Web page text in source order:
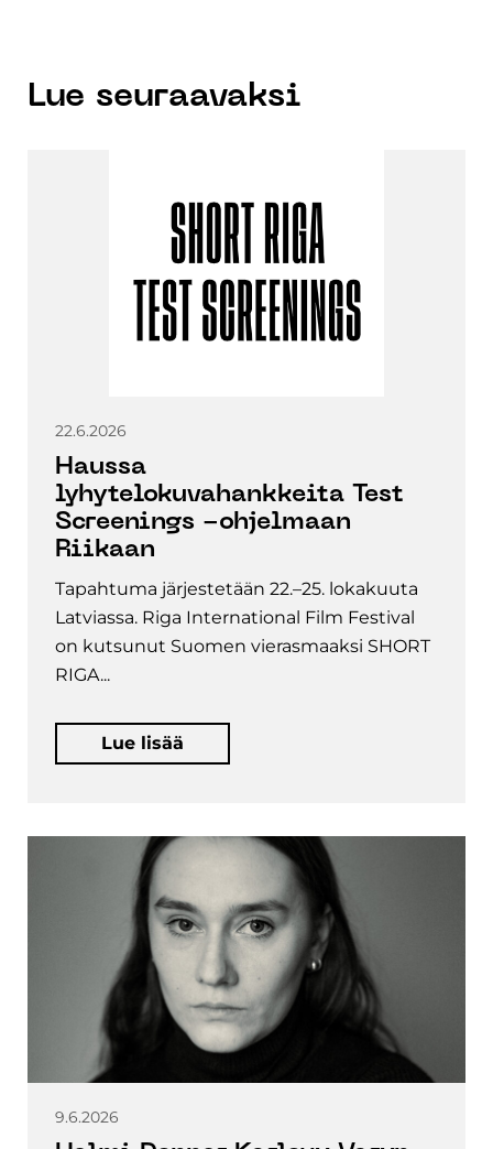
Lue seuraavaksi
22.6.2026
Haussa
lyhytelokuvahankkeita Test
Screenings -ohjelmaan
Riikaan
Tapahtuma järjestetään 22.–25. lokakuuta
Latviassa. Riga International Film Festival
on kutsunut Suomen vierasmaaksi SHORT
RIGA...
Lue lisää
9.6.2026